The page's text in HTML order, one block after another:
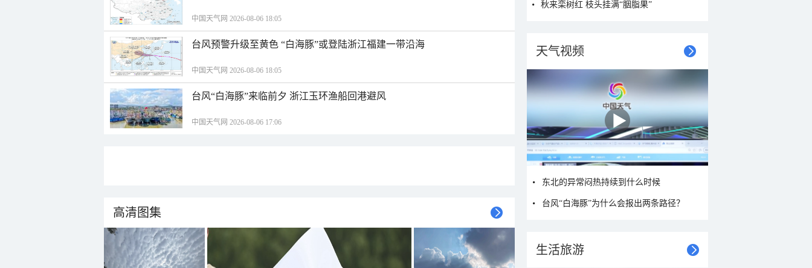
中国天气网 2026-08-06 18:05
台风预警升级至黄色 “白海豚”或登陆浙江福建一带沿海
中国天气网 2026-08-06 18:05
台风“白海豚”来临前夕 浙江玉环渔船回港避风
中国天气网 2026-08-06 17:06
高清图集
秋来栾树红 枝头挂满“胭脂果”
天气视频
东北的异常闷热持续到什么时候
台风“白海豚”为什么会报出两条路径？
生活旅游